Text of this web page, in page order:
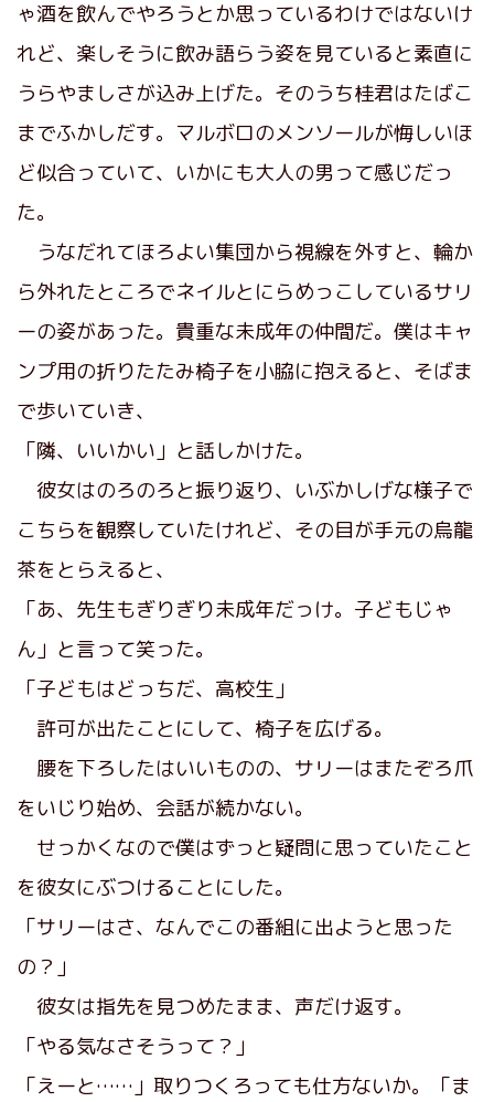
ゃ酒を飲んでやろうとか思っているわけではないけ
れど、楽しそうに飲み語らう姿を見ていると素直に
うらやましさが込み上げた。そのうち桂君はたばこ
までふかしだす。マルボロのメンソールが悔しいほ
ど似合っていて、いかにも大人の男って感じだっ
た。
うなだれてほろよい集団から視線を外すと、輪か
ら外れたところでネイルとにらめっこしているサリ
ーの姿があった。貴重な未成年の仲間だ。僕はキャ
ンプ用の折りたたみ椅子を小脇に抱えると、そばま
で歩いていき、
「隣、いいかい」と話しかけた。
彼女はのろのろと振り返り、いぶかしげな様子で
こちらを観察していたけれど、その目が手元の烏龍
茶をとらえると、
「あ、先生もぎりぎり未成年だっけ。子どもじゃ
ん」と言って笑った。
「子どもはどっちだ、高校生」
許可が出たことにして、椅子を広げる。
腰を下ろしたはいいものの、サリーはまたぞろ爪
をいじり始め、会話が続かない。
せっかくなので僕はずっと疑問に思っていたこと
を彼女にぶつけることにした。
「サリーはさ、なんでこの番組に出ようと思った
の？」
彼女は指先を見つめたまま、声だけ返す。
「やる気なさそうって？」
「えーと……」取りつくろっても仕方ないか。「ま